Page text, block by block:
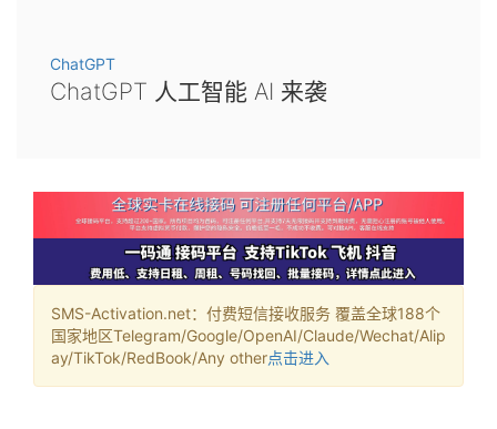
ChatGPT
ChatGPT 人工智能 AI 来袭
SMS-Activation.net：付费短信接收服务 覆盖全球188个
国家地区Telegram/Google/OpenAI/Claude/Wechat/Alip
ay/TikTok/RedBook/Any other点击进入